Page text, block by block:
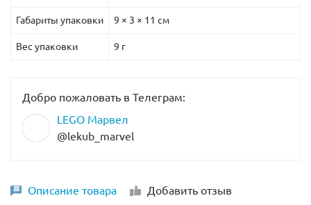
Габариты упаковки 9 × 3 × 11 см
Вес упаковки 9 г
Добро пожаловать в Телеграм:
LEGO Марвел
@lekub_marvel
Описание товара Добавить отзыв